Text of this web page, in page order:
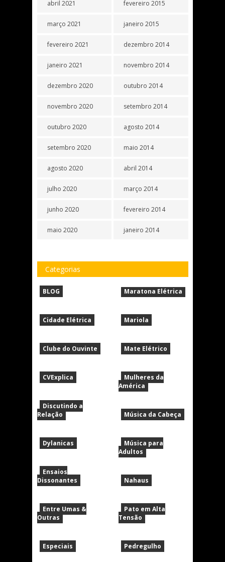
abril 2021
março 2021
fevereiro 2021
janeiro 2021
dezembro 2020
novembro 2020
outubro 2020
setembro 2020
agosto 2020
julho 2020
junho 2020
maio 2020
fevereiro 2015
janeiro 2015
dezembro 2014
novembro 2014
outubro 2014
setembro 2014
agosto 2014
maio 2014
abril 2014
março 2014
fevereiro 2014
janeiro 2014
Categorias
BLOG
Cidade Elétrica
Clube do Ouvinte
CVExplica
Discutindo a
Relação
Dylanicas
Ensaios
Dissonantes
Entre Umas &
Outras
Especiais
Maratona Elétrica
Mariola
Mate Elétrico
Mulheres da
América
Música da Cabeça
Música para
Adultos
Nahaus
Pato em Alta
Tensão
Pedregulho